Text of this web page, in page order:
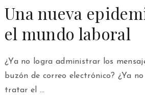
Una nueva
el mundo laboral
¿Ya no logra administrar los
buzón de correo electrónico? ¿Ya
tratar el …